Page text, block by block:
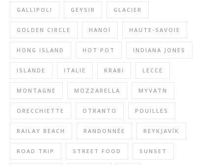
GALLIPOLI GEYSIR GLACIER
GOLDEN CIRCLE HANOÏ HAUTE-SAVOIE
HONG ISLAND HOT POT INDIANA JONES
ISLANDE ITALIE KRABI LECCE
MONTAGNE MOZZARELLA MYVATN
ORECCHIETTE OTRANTO POUILLES
RAILAY BEACH RANDONNÉE REYKJAVÍK
ROAD TRIP STREET FOOD SUNSET